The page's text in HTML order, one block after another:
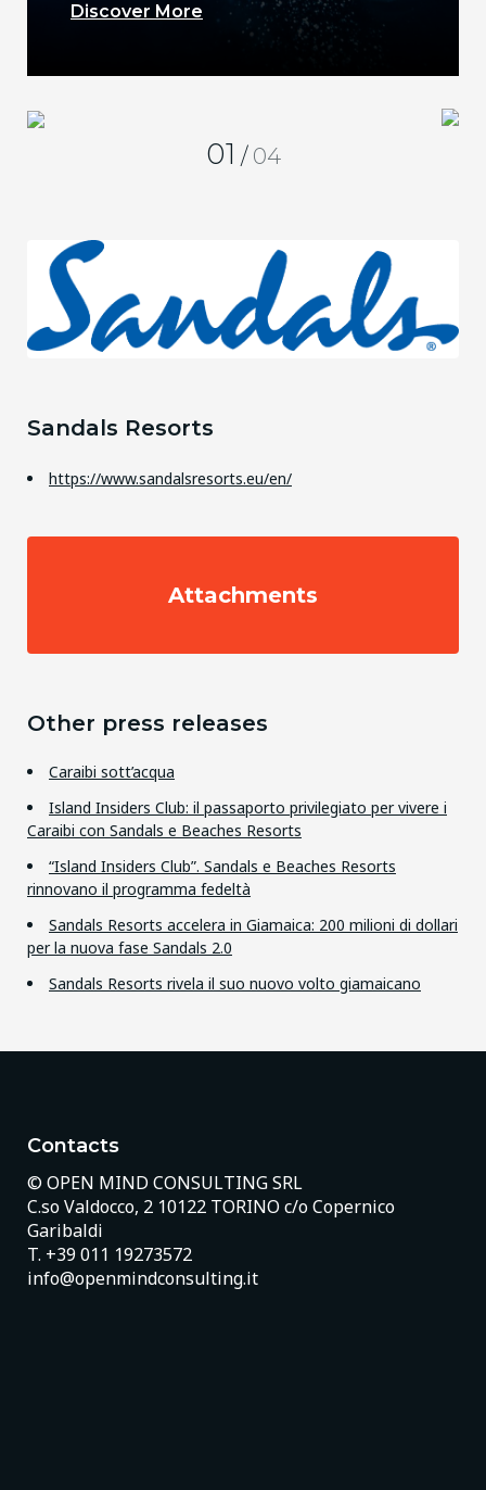
Discover More
01 / 04
Sandals Resorts
https://www.sandalsresorts.eu/en/
Attachments
Other press releases
Caraibi sott’acqua
Island Insiders Club: il passaporto privilegiato per vivere i
Caraibi con Sandals e Beaches Resorts
“Island Insiders Club”. Sandals e Beaches Resorts
rinnovano il programma fedeltà
Sandals Resorts accelera in Giamaica: 200 milioni di dollari
per la nuova fase Sandals 2.0
Sandals Resorts rivela il suo nuovo volto giamaicano
Contacts
© OPEN MIND CONSULTING SRL
C.so Valdocco, 2 10122 TORINO c/o Copernico
Garibaldi
T. +39 011 19273572
info@openmindconsulting.it